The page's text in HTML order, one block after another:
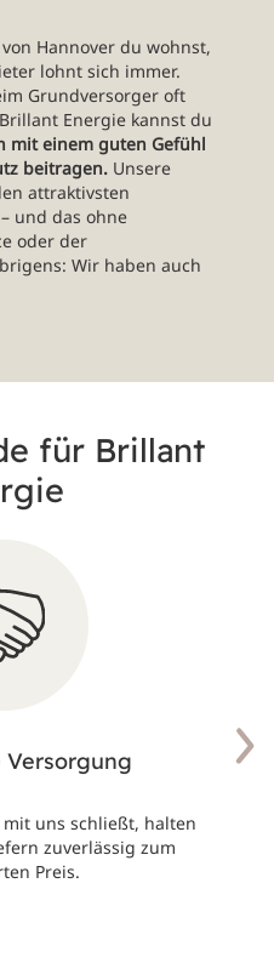
Hannover du wohnst,
lohnt sich immer.
Grundversorger oft
Energie kannst du
mit einem guten Gefühl
beitragen. Unsere
attraktivsten
und das ohne
oder der
Wir haben auch
für Brillant
Versorgung
uns schließt, halten
zuverlässig zum
Preis.